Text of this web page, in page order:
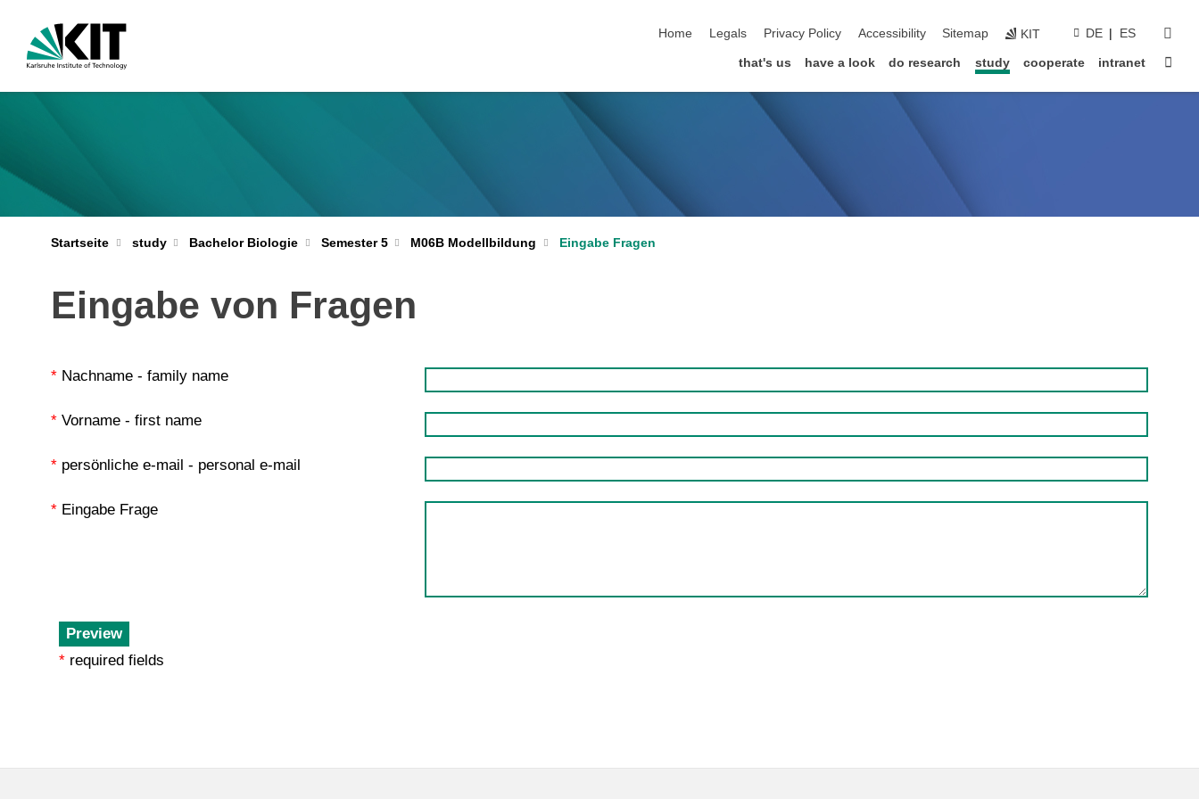
Home
Legals Privacy Policy Accessibility Sitemap KIT DE ES
that's us have a look do research study cooperate intranet
Startseite study Bachelor Biologie Semester 5 M06B Modellbildung Eingabe Fragen
Eingabe von Fragen
* Nachname - family name
* Vorname - first name
* persönliche e-mail - personal e-mail
* Eingabe Frage
* required fields